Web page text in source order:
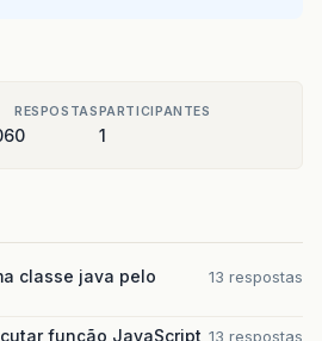
RESPOSTAS
0
PARTICIPANTES
1
classe java pelo
13 respostas
função JavaScript 13 respostas